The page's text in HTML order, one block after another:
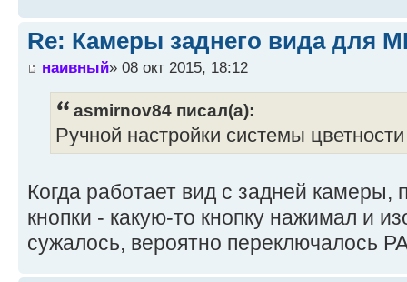
Re: Камеры заднего вида для
наивный» 08 окт 2015, 18:12
asmirnov84 писал(а):
Ручной настройки системы
Когда работает вид с задней камеры,
кнопки - какую-то кнопку нажимал и
сужалось, вероятно переключалось